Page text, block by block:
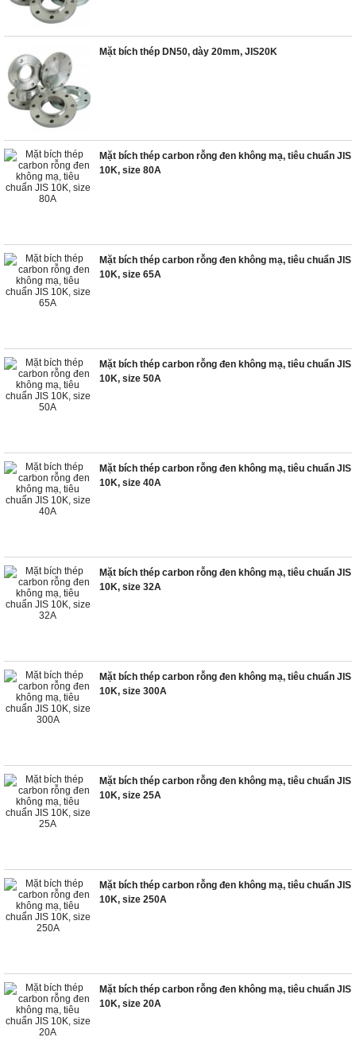
Mặt bích thép DN50, dày 20mm, JIS20K
Mặt bích thép carbon rỗng đen không mạ, tiêu chuẩn JIS
10K, size 80A
Mặt bích thép carbon rỗng đen không mạ, tiêu chuẩn JIS
10K, size 65A
Mặt bích thép carbon rỗng đen không mạ, tiêu chuẩn JIS
10K, size 50A
Mặt bích thép carbon rỗng đen không mạ, tiêu chuẩn JIS
10K, size 40A
Mặt bích thép carbon rỗng đen không mạ, tiêu chuẩn JIS
10K, size 32A
Mặt bích thép carbon rỗng đen không mạ, tiêu chuẩn JIS
10K, size 300A
Mặt bích thép carbon rỗng đen không mạ, tiêu chuẩn JIS
10K, size 25A
Mặt bích thép carbon rỗng đen không mạ, tiêu chuẩn JIS
10K, size 250A
Mặt bích thép carbon rỗng đen không mạ, tiêu chuẩn JIS
10K, size 20A